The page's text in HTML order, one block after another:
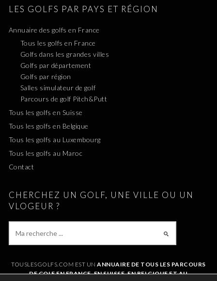
LES GOLFS PAR PAYS ET RÉGION
Annuaire des golfs en France
Tous les golfs en France
Golfs dans les grandes villes
Golfs par département
Golfs par région
Salles simulateur de golf
Parcours de golf Pitch&Putt
Tous les golfs en Suisse
Tous les golfs en Belgique
Tous les golfs au Luxembourg
Tous les golfs au Maroc
Contact
CHERCHEZ UN GOLF, UNE VILLE OU UN
VLOGEUR ?
TOUSLESGOLFS.COM EST UNANNUAIRE DE TOUS LES PARCOURS
DE GOLF EN FRANCE, EN SUISSE, EN BELGIQUE ET AU